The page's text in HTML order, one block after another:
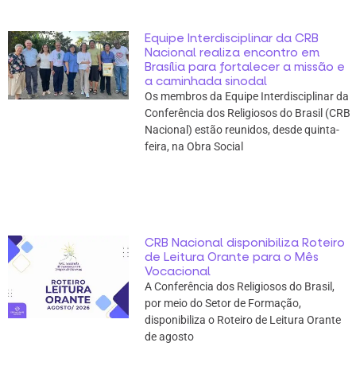
Equipe Interdisciplinar da CRB
Nacional realiza encontro em
Brasília para fortalecer a missão e
a caminhada sinodal
Os membros da Equipe Interdisciplinar da
Conferência dos Religiosos do Brasil (CRB
Nacional) estão reunidos, desde quinta-
feira, na Obra Social
CRB Nacional disponibiliza Roteiro
de Leitura Orante para o Mês
Vocacional
A Conferência dos Religiosos do Brasil,
por meio do Setor de Formação,
disponibiliza o Roteiro de Leitura Orante
de agosto